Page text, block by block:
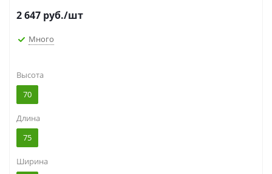
2 647 руб./шт
Много
Высота
70
Длина
75
Ширина